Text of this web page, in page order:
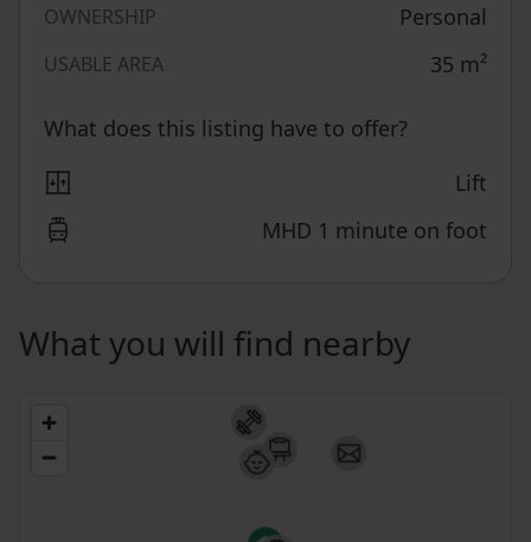
OWNERSHIP Personal
USABLE AREA 35 m²
What does this listing have to offer?
Lift
MHD 1 minute on foot
What you will find nearby